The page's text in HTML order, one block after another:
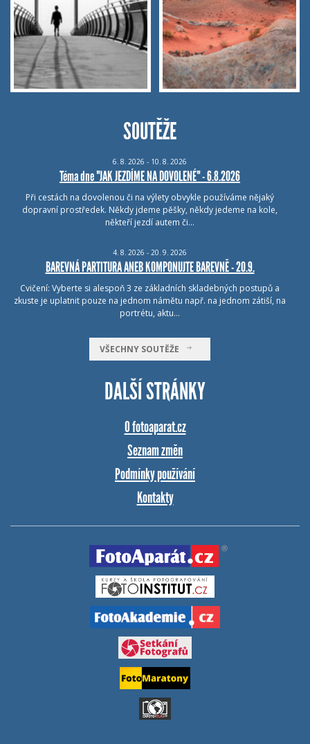
SOUTĚŽE
6. 8. 2026 - 10. 8. 2026
Téma dne "JAK JEZDÍME NA DOVOLENÉ" - 6.8.2026
Při cestách na dovolenou či na výlety obvykle používáme nějaký
dopravní prostředek. Někdy jdeme pěšky, někdy jedeme na kole,
někteří jezdí autem či…
4. 8. 2026 - 20. 9. 2026
BAREVNÁ PARTITURA ANEB KOMPONUJTE BAREVNĚ - 20.9.
Cvičení: Vyberte si alespoň 3 ze základních skladebných postupů a
zkuste je uplatnit pouze na jednom námětu např. na jednom zátiší, na
portrétu, aktu…
VŠECHNY SOUTĚŽE
DALŠÍ STRÁNKY
O fotoaparat.cz
Seznam změn
Podmínky používání
Kontakty